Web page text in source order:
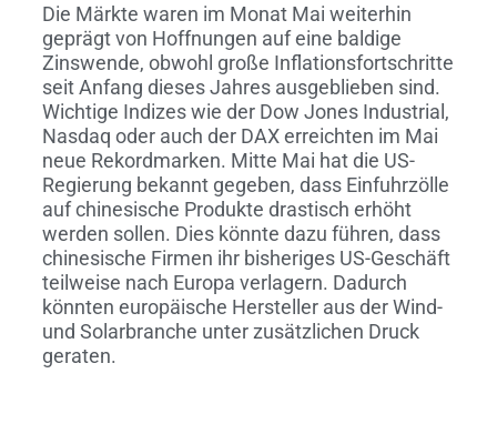
Die Märkte waren im Monat Mai weiterhin
geprägt von Hoffnungen auf eine baldige
Zinswende, obwohl große Inflationsfortschritte
seit Anfang dieses Jahres ausgeblieben sind.
Wichtige Indizes wie der Dow Jones Industrial,
Nasdaq oder auch der DAX erreichten im Mai
neue Rekordmarken. Mitte Mai hat die US-
Regierung bekannt gegeben, dass Einfuhrzölle
auf chinesische Produkte drastisch erhöht
werden sollen. Dies könnte dazu führen, dass
chinesische Firmen ihr bisheriges US-Geschäft
teilweise nach Europa verlagern. Dadurch
könnten europäische Hersteller aus der Wind-
und Solarbranche unter zusätzlichen Druck
geraten.